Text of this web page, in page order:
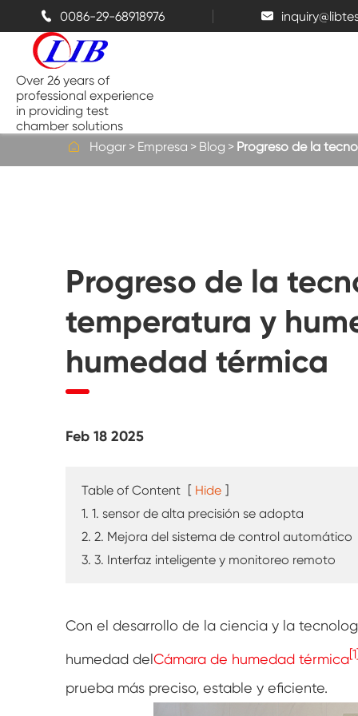
 0086-29-68918976 
Over 26 years of
professional experience
in providing test
chamber solutions
Cámaras térmicas
Cámaras de espray de sal
Probador de intemperie UV
Cámara de paseo
Cámara de prueba especial
Equipo de prueba IP
 Hogar Empresa Blog Progreso de la
Progreso de la
temperatura y
humedad térmica
Feb 18 2025
Table of Content [ Hide ]
1. 1. sensor de alta precisión se adopta
2. 2. Mejora del sistema de control automático
3. 3. Interfaz inteligente y monitoreo remoto
Con el desarrollo de la ciencia y la
humedad delCámara de humedad térmica
prueba más preciso, estable y eficiente.